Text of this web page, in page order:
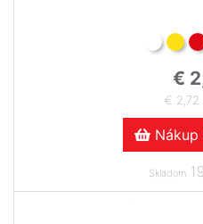
€
€ 2,72
Nákup
Skladom